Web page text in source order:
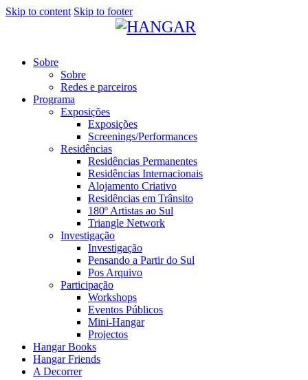
Skip to content Skip to footer
Sobre
Sobre
Redes e parceiros
Programa
Exposições
Exposições
Screenings/Performances
Residências
Residências Permanentes
Residências Internacionais
Alojamento Criativo
Residências em Trânsito
180º Artistas ao Sul
Triangle Network
Investigação
Investigação
Pensando a Partir do Sul
Pos Arquivo
Participação
Workshops
Eventos Públicos
Mini-Hangar
Projectos
Hangar Books
Hangar Friends
A Decorrer